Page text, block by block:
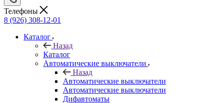
Телефоны
8 (926) 308-12-01
Каталог
Назад
Каталог
Автоматические выключатели
Назад
Автоматические выключатели
Автоматические выключатели
Дифавтоматы